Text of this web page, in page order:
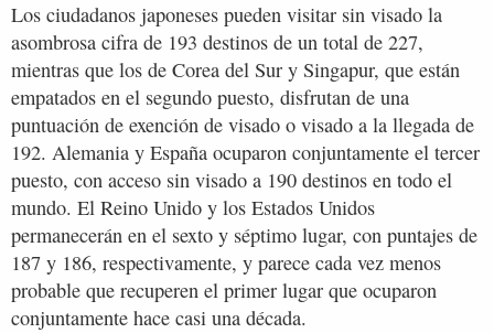
Los ciudadanos japoneses pueden visitar sin visado la
asombrosa cifra de 193 destinos de un total de 227,
mientras que los de Corea del Sur y Singapur, que están
empatados en el segundo puesto, disfrutan de una
puntuación de exención de visado o visado a la llegada de
192. Alemania y España ocuparon conjuntamente el tercer
puesto, con acceso sin visado a 190 destinos en todo el
mundo. El Reino Unido y los Estados Unidos
permanecerán en el sexto y séptimo lugar, con puntajes de
187 y 186, respectivamente, y parece cada vez menos
probable que recuperen el primer lugar que ocuparon
conjuntamente hace casi una década.